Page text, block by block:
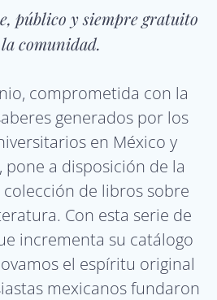
público y siempre gratuito
comunidad.
comprometida con la
generados por los
en México y
pone a disposición de la
de libros sobre
Con esta serie de
incrementa su catálogo
el espíritu original
mexicanos fundaron